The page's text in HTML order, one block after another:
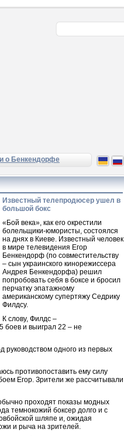
о Бенкендорфе
Известный телепродюсер ушел в
большой бокс
«Бой века», как его окрестили
болельщики-юмористы, состоялся
на днях в Киеве. Известный человек
в мире телевидения Егор
Бенкендорф (по совместительству
– сын украинского кинорежиссера
Андрея Бенкендорфа) решил
попробовать себя в боксе и бросил
перчатку эпатажному
американскому супертяжу Седрику
Филдсу.
К слову, Филдс –
боев и выиграл 22 – не
руководством одного из первых
противопоставить ему силу
Егор. Зрители же рассчитывали
проходят показы модных
темнокожий боксер долго и с
шляпе и, ожидая
и рыча на зрителей.